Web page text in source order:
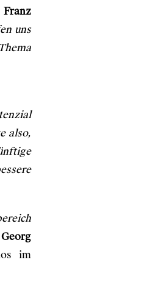
Franz
uns
also,
Georg
im